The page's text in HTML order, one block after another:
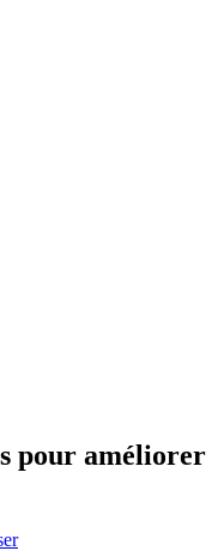
pour améliorer